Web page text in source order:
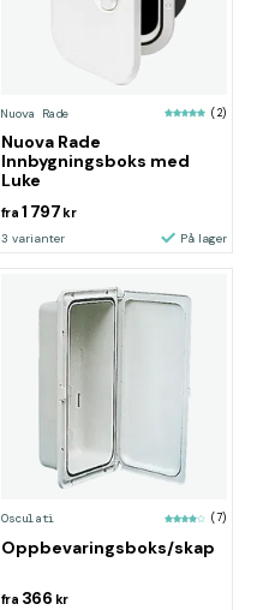
Nuova Rade (2)
Nuova Rade
Innbygningsboks med
Luke
fra 1 797 kr
3 varianter På lager
Osculati (7)
Oppbevaringsboks/skap
fra 366 kr